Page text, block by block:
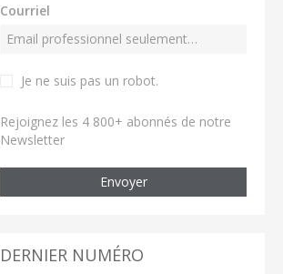
Courriel
Je ne suis pas un robot.
Rejoignez les 4 800+ abonnés de notre
Newsletter
Envoyer
DERNIER NUMÉRO